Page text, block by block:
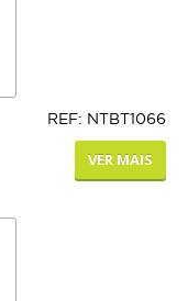
REF: NTBT1066
VER MAIS